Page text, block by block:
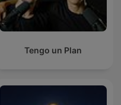
Tengo un Plan